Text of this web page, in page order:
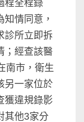
程全程錄
情同意，
診所立即拆
；經查該醫
南市，衛生
另一家位於
獲違規錄影
其他3家分